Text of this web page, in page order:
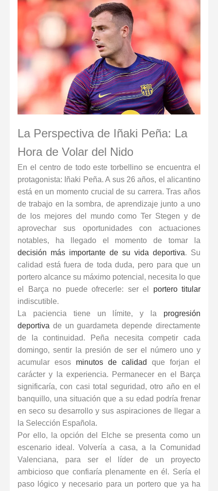
La Perspectiva de Iñaki Peña: La
Hora de Volar del Nido
En el centro de todo este torbellino se encuentra el
protagonista: Iñaki Peña. A sus 26 años, el alicantino
está en un momento crucial de su carrera. Tras años
de trabajo en la sombra, de aprendizaje junto a uno
de los mejores del mundo como Ter Stegen y de
aprovechar sus oportunidades con actuaciones
notables, ha llegado el momento de tomar la
decisión más importante de su vida deportiva. Su
calidad está fuera de toda duda, pero para que un
portero alcance su máximo potencial, necesita lo que
el Barça no puede ofrecerle: ser el portero titular
indiscutible.
La paciencia tiene un límite, y la progresión
deportiva de un guardameta depende directamente
de la continuidad. Peña necesita competir cada
domingo, sentir la presión de ser el número uno y
acumular esos minutos de calidad
que forjan el
carácter y la experiencia. Permanecer en el Barça
significaría, con casi total seguridad, otro año en el
banquillo, una situación que a su edad podría frenar
en seco su desarrollo y sus aspiraciones de llegar a
la Selección Española.
Por ello, la opción del Elche se presenta como un
escenario ideal. Volvería a casa, a la Comunidad
Valenciana, para ser el líder de un proyecto
ambicioso que confiaría plenamente en él. Sería el
paso lógico y necesario para un portero que ya ha